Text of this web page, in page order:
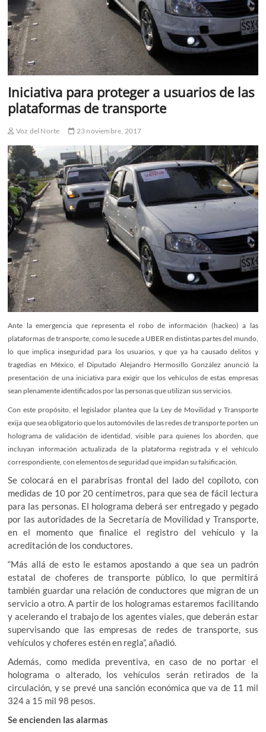
Iniciativa para proteger a usuarios de las
plataformas de transporte
Voz del Norte 23 noviembre, 2017
Ante la emergencia que representa el robo de información (hackeo) a las
plataformas de transporte, como le sucede a UBER en distintas partes del mundo,
lo que implica inseguridad para los usuarios, y que ya ha causado delitos y
tragedias en México, el Diputado Alejandro Hermosillo González anunció la
presentación de una iniciativa para exigir que los vehículos de estas empresas
sean plenamente identificados por las personas que utilizan sus servicios.
Con este propósito, el legislador plantea que la Ley de Movilidad y Transporte
exija que sea obligatorio que los automóviles de las redes de transporte porten un
holograma de validación de identidad, visible para quienes los aborden, que
incluyan información actualizada de la plataforma registrada y el vehículo
correspondiente, con elementos de seguridad que impidan su falsificación.
Se colocará en el parabrisas frontal del lado del copiloto, con
medidas de 10 por 20 centímetros, para que sea de fácil lectura
para las personas. El holograma deberá ser entregado y pegado
por las autoridades de la Secretaría de Movilidad y Transporte,
en el momento que finalice el registro del vehículo y la
acreditación de los conductores.
“Más allá de esto le estamos apostando a que sea un padrón
estatal de choferes de transporte público, lo que permitirá
también guardar una relación de conductores que migran de un
servicio a otro. A partir de los hologramas estaremos facilitando
y acelerando el trabajo de los agentes viales, que deberán estar
supervisando que las empresas de redes de transporte, sus
vehículos y choferes estén en regla”, añadió.
Además, como medida preventiva, en caso de no portar el
holograma o alterado, los vehículos serán retirados de la
circulación, y se prevé una sanción económica que va de 11 mil
324 a 15 mil 98 pesos.
Se encienden las alarmas